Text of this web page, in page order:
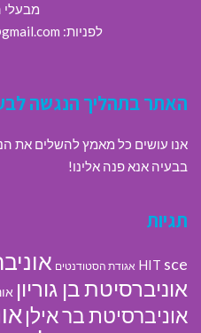
לפניות: Avihai.ZoomAt@gmail.com
האתר בתהליך הנגשה
אנו עושים כל מאמץ להשלים את
בבעיה אנא פנה אלינו!
תגיות
HIT sce אגודת הסטודנטים
אוניברסיטת בן גוריון
אוניברסיטת בר אילן